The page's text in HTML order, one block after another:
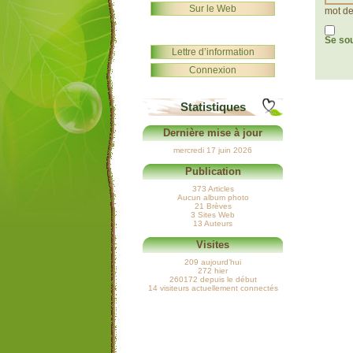
mot
Se
Sur le Web
Lettre d’information
Connexion
Statistiques
Dernière mise à jour
mercredi 17 juin 2026
Publication
373 Articles
Aucun album photo
21 Brèves
3 Sites Web
13 Auteurs
Visites
209 aujourd’hui
272 hier
260172 depuis le début
14 visiteurs actuellement connectés